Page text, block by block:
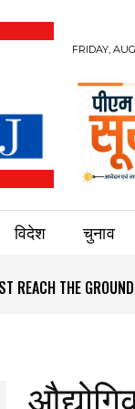
FRIDAY,
विदेश चुनाव
REACH THE GROUND